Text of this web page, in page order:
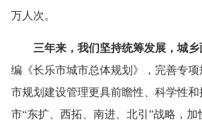
万人次。
三年来，我们坚持统筹发展，城乡
编《长乐市城市总体规划》，完善专
市规划建设管理更具前瞻性、科学性
市“东扩、西拓、南进、北引”战略，